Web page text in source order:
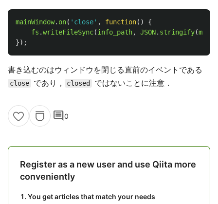
mainWindow. on( ' close' , function()
{
fs .writeFileSync(info_path, JSON. stringify(
});
書き込むのはウィンドウを閉じる直前のイベントである
close であり， closed ではないことに注意．
comment0
Register as a new user and use Qiita more
conveniently
You get articles that match your needs